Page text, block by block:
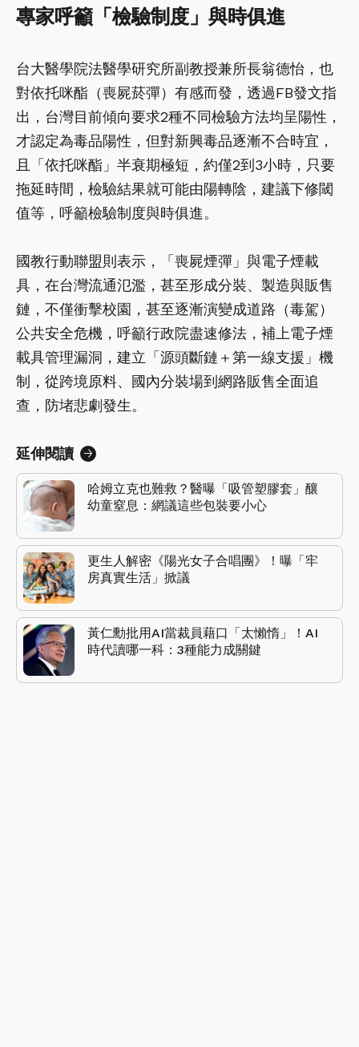
專家呼籲「檢驗制度」與時俱進
台大醫學院法醫學研究所副教授兼所長翁德怡，也
對依托咪酯（喪屍菸彈）有感而發，透過FB發文指
出，台灣目前傾向要求2種不同檢驗方法均呈陽性，
才認定為毒品陽性，但對新興毒品逐漸不合時宜，
且「依托咪酯」半衰期極短，約僅2到3小時，只要
拖延時間，檢驗結果就可能由陽轉陰，建議下修閾
值等，呼籲檢驗制度與時俱進。
國教行動聯盟則表示，「喪屍煙彈」與電子煙載
具，在台灣流通氾濫，甚至形成分裝、製造與販售
鏈，不僅衝擊校園，甚至逐漸演變成道路（毒駕）
公共安全危機，呼籲行政院盡速修法，補上電子煙
載具管理漏洞，建立「源頭斷鏈＋第一線支援」機
制，從跨境原料、國內分裝場到網路販售全面追
查，防堵悲劇發生。
延伸閱讀
哈姆立克也難救？醫曝「吸管塑膠套」釀
幼童窒息：網議這些包裝要小心
更生人解密《陽光女子合唱團》！曝「牢
房真實生活」掀議
黃仁勳批用AI當裁員藉口「太懶惰」！AI
時代讀哪一科：3種能力成關鍵